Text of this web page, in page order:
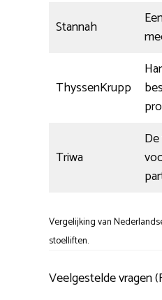
Stannah
ThyssenKrupp
Triwa
Vergelijking van
stoelliften.
Veelgestelde vragen